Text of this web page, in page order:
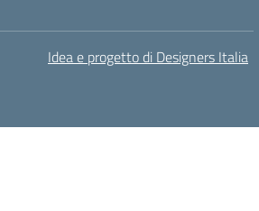
Idea e progetto di Designers Italia